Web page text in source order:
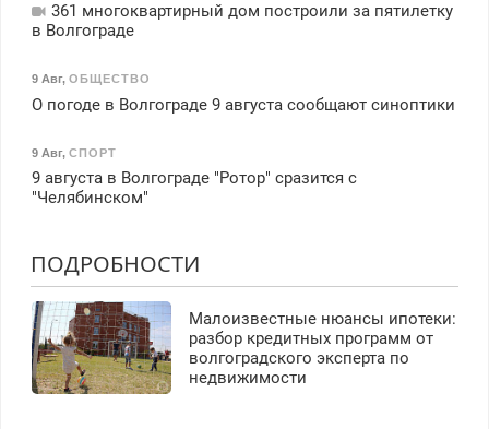
361 многоквартирный дом построили за пятилетку
в Волгограде
9 Авг, ОБЩЕСТВО
О погоде в Волгограде 9 августа сообщают синоптики
9 Авг, СПОРТ
9 августа в Волгограде "Ротор" сразится с
"Челябинском"
ПОДРОБНОСТИ
Малоизвестные нюансы ипотеки:
разбор кредитных программ от
волгоградского эксперта по
недвижимости